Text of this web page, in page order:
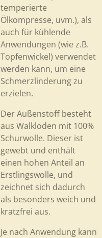
temperierte
Ölkompresse, uvm.), als
auch für kühlende
Anwendungen (wie z.B.
Topfenwickel) verwendet
werden kann, um eine
Schmerzlinderung zu
erzielen.
Der Außenstoff besteht
aus Walkloden mit 100%
Schurwolle. Dieser ist
gewebt und enthält
einen hohen Anteil an
Erstlingswolle, und
zeichnet sich dadurch
als besonders weich und
kratzfrei aus.
Je nach Anwendung kann